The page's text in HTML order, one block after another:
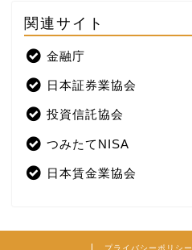
関連サイト
金融庁
日本証券業協会
投資信託協会
つみたてNISA
日本賃金業協会
プライバシーポリシー